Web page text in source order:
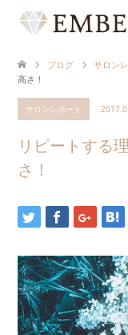
ブログ サロン
高さ！
サロンレポート
リピートする
さ！